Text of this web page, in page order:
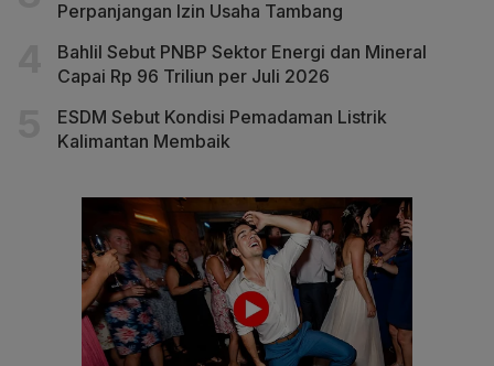
Perpanjangan Izin Usaha Tambang
Bahlil Sebut PNBP Sektor Energi dan Mineral
Capai Rp 96 Triliun per Juli 2026
ESDM Sebut Kondisi Pemadaman Listrik
Kalimantan Membaik